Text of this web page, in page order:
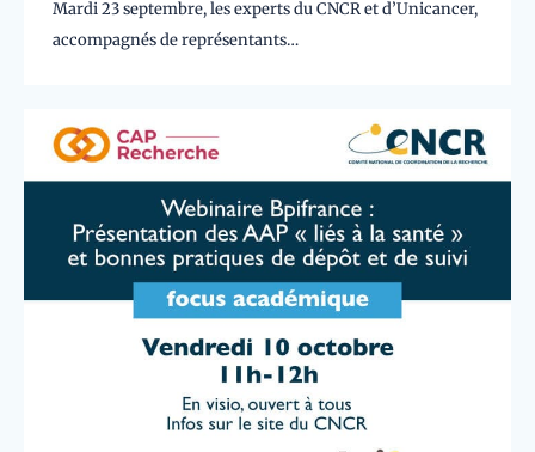
Mardi 23 septembre, les experts du CNCR et d’Unicancer,
accompagnés de représentants…